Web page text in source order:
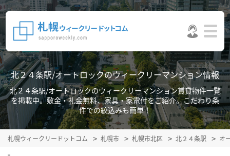
北２４条駅/オートロックのウィークリーマンション情報
北２４条駅/オートロックのウィークリーマンション賃貸物件一覧
を掲載中。敷金・礼金無料、家具・家電付をご紹介。こだわり条
件での絞込みも簡単！
札幌ウィークリードットコム 札幌市 札幌市北区 北２４条駅 オ